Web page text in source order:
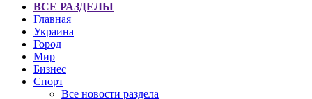
ВСЕ РАЗДЕЛЫ
Главная
Украина
Город
Мир
Бизнес
Спорт
Все новости раздела